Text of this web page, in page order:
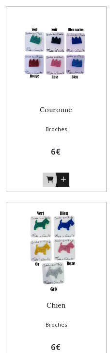
Couronne
Broches
6€
Chien
Broches
6€